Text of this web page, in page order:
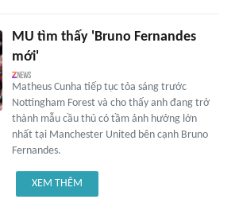
MU tìm thấy 'Bruno Fernandes
mới'
Matheus Cunha tiếp tục tỏa sáng trước
Nottingham Forest và cho thấy anh đang trở
thành mẫu cầu thủ có tầm ảnh hưởng lớn
nhất tại Manchester United bên cạnh Bruno
Fernandes.
XEM THÊM